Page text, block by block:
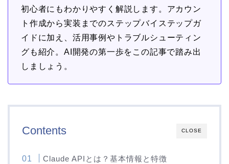
初心者にもわかりやすく解説します。アカウン
ト作成から実装までのステップバイステップガ
イドに加え、活用事例やトラブルシューティン
グも紹介。AI開発の第一歩をこの記事で踏み出
しましょう。
CLOSE
Contents
Claude APIとは？基本情報と特徴